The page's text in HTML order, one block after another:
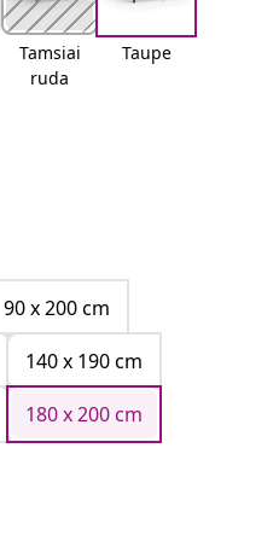
Tamsiai
ruda
Taupe
90 x 200 cm
140 x 190 cm
180 x 200 cm